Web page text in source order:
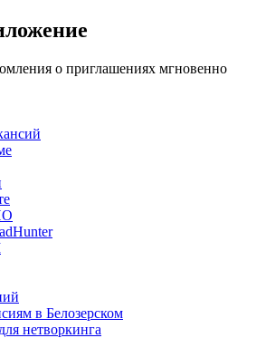
о приглашениях мгновенно
в Белозерском
нетворкинга